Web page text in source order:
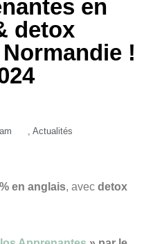
en
detox
!
, Actualités
en anglais, avec detox